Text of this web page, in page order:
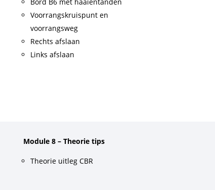
Bord B6 met haaientanden
Voorrangskruispunt en
voorrangsweg
Rechts afslaan
Links afslaan
Module 8 – Theorie tips
Theorie uitleg CBR